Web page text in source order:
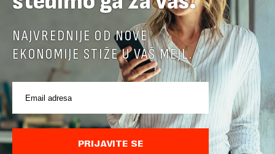
NAJVREDNIJE OD NOVE
EKONOMIJE STIŽE U VAŠ MEJL.
PRIJAVITE SE